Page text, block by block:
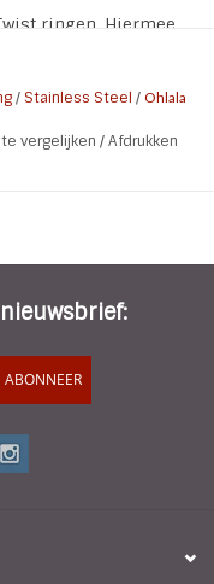
ringen. Hiermee
nieuwe stenen een
/ Stainless Steel / Ohlala
vergelijken /Afdrukken
ABONNEER